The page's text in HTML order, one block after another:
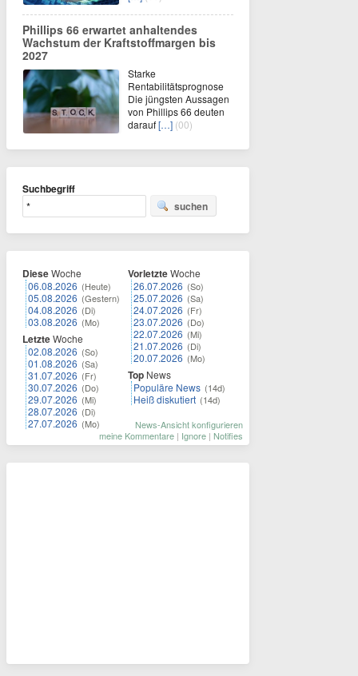
Phillips 66 erwartet anhaltendes
Wachstum der Kraftstoffmargen bis
2027
Starke
Rentabilitätsprognose
Die jüngsten Aussagen
von Phillips 66 deuten
darauf[…] (00)
Suchbegriff
suchen
DieseWoche
06.08.2026 (Heute)
05.08.2026 (Gestern)
04.08.2026 (Di)
03.08.2026 (Mo)
LetzteWoche
02.08.2026 (So)
01.08.2026 (Sa)
31.07.2026 (Fr)
30.07.2026 (Do)
29.07.2026 (Mi)
28.07.2026 (Di)
27.07.2026 (Mo)
VorletzteWoche
26.07.2026 (So)
25.07.2026 (Sa)
24.07.2026 (Fr)
23.07.2026 (Do)
22.07.2026 (Mi)
21.07.2026 (Di)
20.07.2026 (Mo)
Top News
Populäre News (14d)
Heiß diskutiert (14d)
News-Ansicht konfigurieren
meine Kommentare | Ignore | Notifies